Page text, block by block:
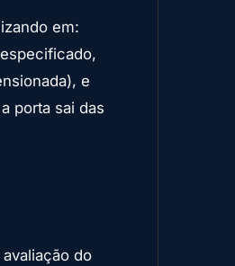
em:
e
porta sai das
do